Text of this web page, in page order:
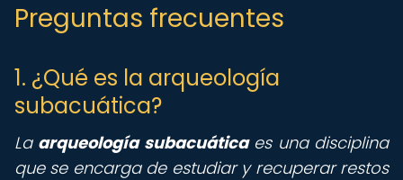
Preguntas frecuentes
1. ¿Qué es la arqueología
subacuática?
La arqueología subacuáticaes una disciplina
que se encarga de estudiar y recuperar restos